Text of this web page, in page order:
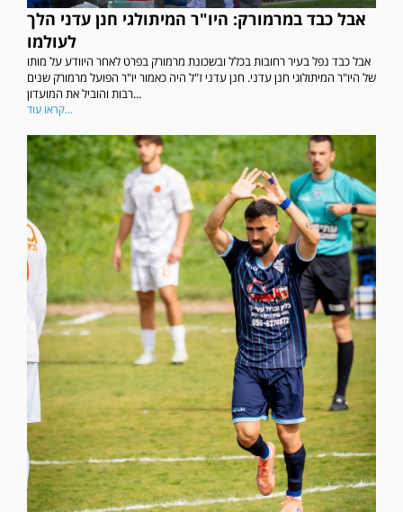
אבל כבד במרמורק: היו"ר המיתולגי חנן עדני הלך
לעולמו
אבל כבד נפל בעיר רחובות בכלל ובשכונת מרמורק בפרט לאחר היוודע על מותו
של היו"ר המיתולוגי חנן עדני. חנן עדני ז"ל היה כאמור יו"ר הפועל מרמורק שנים
רבות והוביל את המועדון...
קראו עוד...